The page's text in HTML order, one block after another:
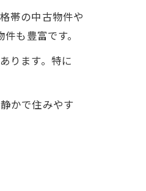
帯の中古物件や
も豊富です。
ります。特に
かで住みやす